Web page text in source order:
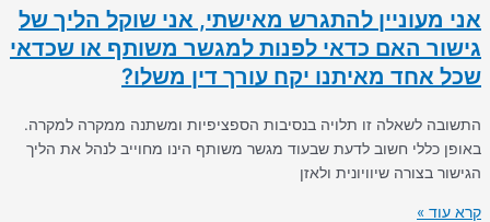
אני מעוניין להתגרש מאישתי, אני שוקל הליך של
גישור האם כדאי לפנות למגשר משותף או שכדאי
שכל אחד מאיתנו יקח עורך דין משלו?
התשובה לשאלה זו תלויה בנסיבות הספציפיות ומשתנה ממקרה למקרה.
באופן כללי חשוב לדעת שבעוד מגשר משותף הינו מחוייב לנהל את הליך
הגישור בצורה שיוויונית ולאזן
קרא עוד »